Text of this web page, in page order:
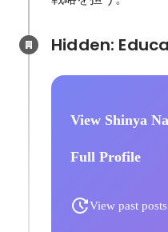
View Shinya
Full Profile
View past posts